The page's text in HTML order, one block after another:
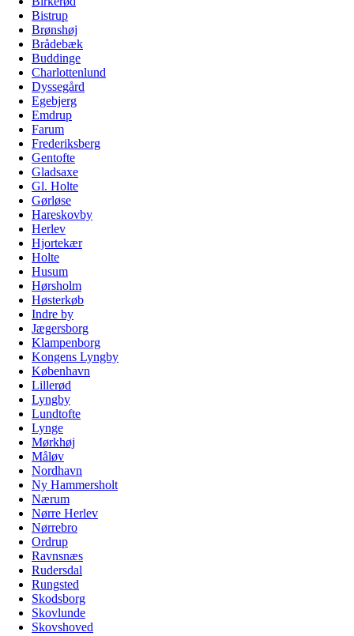
Bistrup
Brønshøj
Brådebæk
Buddinge
Charlottenlund
Dyssegård
Egebjerg
Emdrup
Farum
Frederiksberg
Gentofte
Gladsaxe
Gl. Holte
Gørløse
Hareskovby
Herlev
Hjortekær
Holte
Husum
Hørsholm
Høsterkøb
Indre by
Jægersborg
Klampenborg
Kongens Lyngby
København
Lillerød
Lyngby
Lundtofte
Lynge
Mørkhøj
Måløv
Nordhavn
Ny Hammersholt
Nærum
Nørre Herlev
Nørrebro
Ordrup
Ravnsnæs
Rudersdal
Rungsted
Skodsborg
Skovlunde
Skovshoved